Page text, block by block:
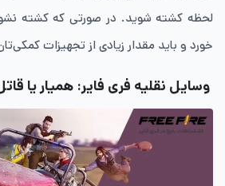
لحظه کشته شوید. در صورتی که کشته
خورد و باید مقدار زیادی از تجهیزات
وسایل نقلیه فری فایر: همیار یا